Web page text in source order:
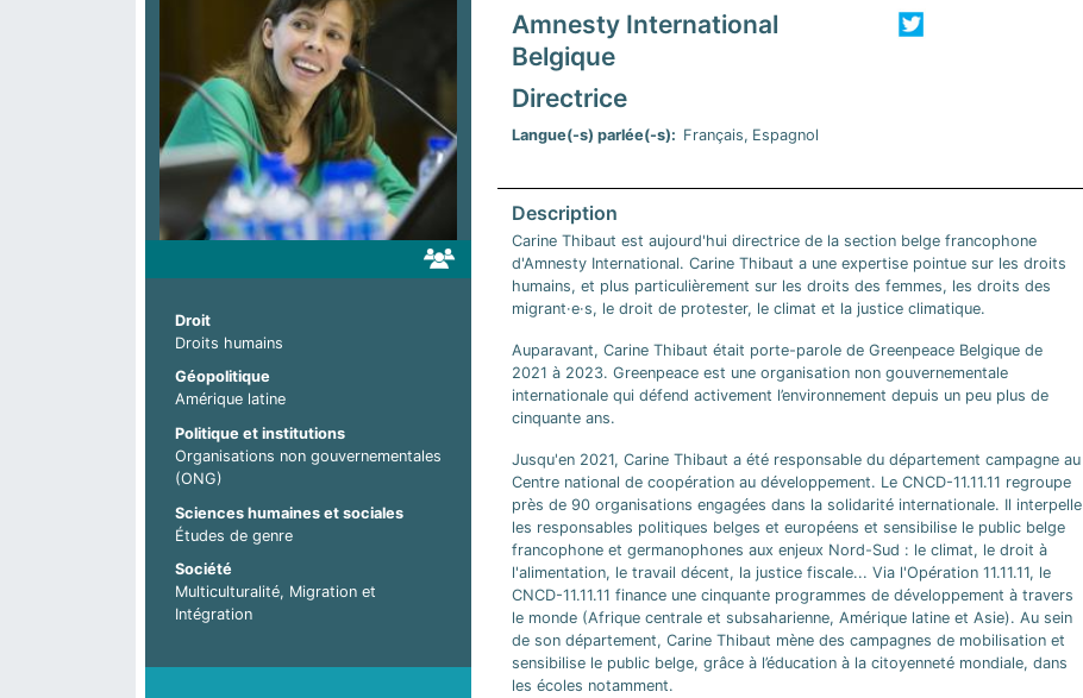
Droit
Droits humains
Géopolitique
Amérique latine
Politique et institutions
Organisations non gouvernementales
(ONG)
Sciences humaines et sociales
Études de genre
Société
Multiculturalité, Migration et
Intégration
Amnesty International
Belgique
Directrice
Langue(-s) parlée(-s) Français Espagnol
Carine Thibaut est aujourd'hui directrice de la section belge francophone
d'Amnesty International. Carine Thibaut a une expertise pointue sur les droits
humains, et plus particulièrement sur les droits des femmes, les droits des
migrant·e·s, le droit de protester, le climat et la justice climatique.
Auparavant, Carine Thibaut était porte-parole de Greenpeace Belgique de
2021 à 2023. Greenpeace est une organisation non gouvernementale
internationale qui défend activement l’environnement depuis un peu plus de
cinquante ans.
Jusqu'en 2021, Carine Thibaut a été responsable du département campagne au
Centre national de coopération au développement. Le CNCD-11.11.11 regroupe
près de 90 organisations engagées dans la solidarité internationale. Il interpelle
les responsables politiques belges et européens et sensibilise le public belge
francophone et germanophones aux enjeux Nord-Sud : le climat, le droit à
l'alimentation, le travail décent, la justice fiscale... Via l'Opération 11.11.11, le
CNCD-11.11.11 finance une cinquante programmes de développement à travers
le monde (Afrique centrale et subsaharienne, Amérique latine et Asie). Au sein
de son département, Carine Thibaut mène des campagnes de mobilisation et
sensibilise le public belge, grâce à l’éducation à la citoyenneté mondiale, dans
les écoles notamment.